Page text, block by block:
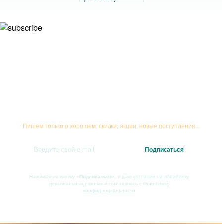
Пишем только о хорошем: скидки, акции, новые поступления...
Нажимая на кнопку «Подписаться» , я даю согласие на обработку
персональных данных и соглашаюсь с Политикой
конфиденциальности